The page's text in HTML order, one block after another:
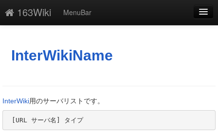
163Wiki
MenuBar
添付
最終更新
一覧
InterWikiName
InterWiki用のサーバリストです。
[URL サーバ名] タイプ